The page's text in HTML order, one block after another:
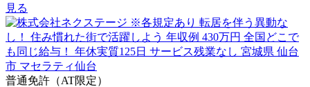
見る
普通免許（AT限定）